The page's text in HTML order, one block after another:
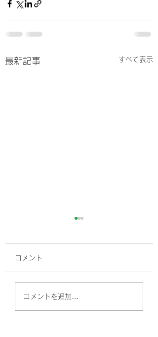
最新記事 すべて表示
それ、長期間使い続け
るのは危険
コメント
コメントを追加…